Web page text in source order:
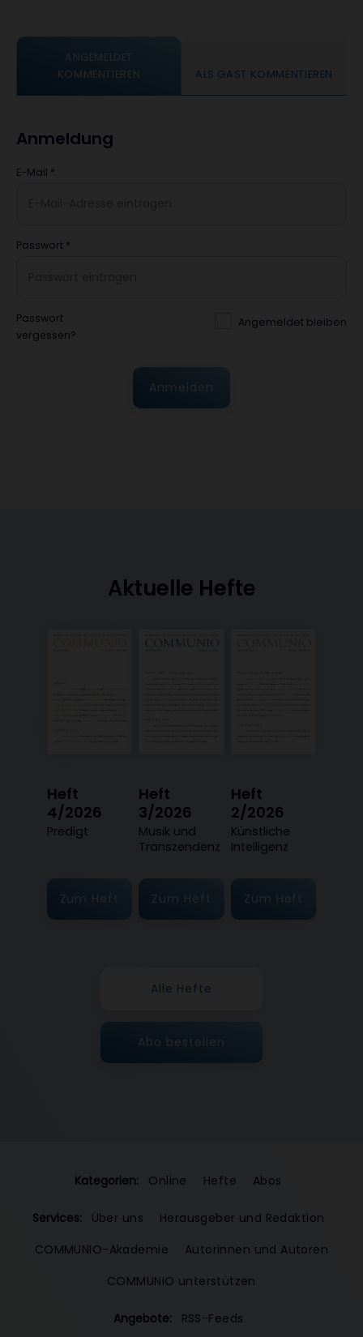
ANGEMELDET
KOMMENTIEREN
ALS GAST KOMMENTIEREN
Anmeldung
E-Mail *
Passwort *
Passwort
vergessen?
Angemeldet bleiben
Anmelden
Aktuelle Hefte
Heft
4/2026
:
Predigt
Zum Heft
Heft
3/2026
:
Musik und
Transzendenz
Zum Heft
Heft
2/2026
:
Künstliche
Intelligenz
Zum Heft
Alle Hefte
Abo bestellen
Kategorien: Online Hefte Abos
Services: Über uns
Herausgeber und Redaktion
COMMUNIO-Akademie
Autorinnen und Autoren
COMMUNIO unterstützen
Angebote: RSS-Feeds